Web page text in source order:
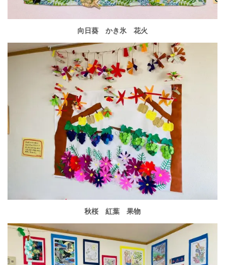
向日葵 かき氷 花火
秋桜 紅葉 果物